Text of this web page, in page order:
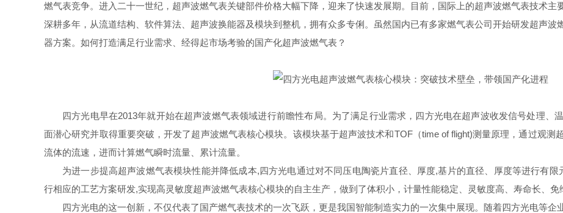
燃气表竞争。进入二十一世纪，超声波燃气表关键部件价格大幅下降，迎来了快速发展期。目前，国际上的超声波燃气表技术主
深耕多年，从流道结构、软件算法、超声波换能器及模块到整机，拥有众多专俐。虽然国内已有多家燃气表公司开始研发超声波
器方案。如何打造满足行业需求、经得起市场考验的国产化超声波燃气表？
四方光电早在2013年就开始在超声波燃气表领域进行前瞻性布局。为了满足行业需求，四方光电在超声波收发信号处理、
面潜心研究并取得重要突破，开发了超声波燃气表核心模块。该模块基于超声波技术和TOF（time of flight)测量原理，通过观
流体的流速，进而计算燃气瞬时流量、累计流量。
为进一步提高超声波燃气表模块性能并降低成本,四方光电通过对不同压电陶瓷片直径、厚度,基片的直径、厚度等进行有
行相应的工艺方案研发,实现高灵敏度超声波燃气表核心模块的自主生产，做到了体积小，计量性能稳定、灵敏度高、寿命长、免
四方光电的这一创新，不仅代表了国产燃气表技术的一次飞跃，更是我国智能制造实力的一次集中展现。随着四方光电等